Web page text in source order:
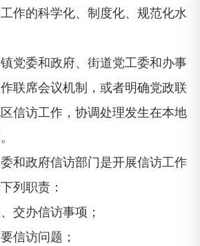
作的科学化、制度化、规范化水
党委和政府、街道党工委和办事
联席会议机制，或者明确党政联
信访工作，协调处理发生在本地
和政府信访部门是开展信访工作
列职责：
交办信访事项；
信访问题；